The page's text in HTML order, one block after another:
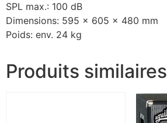
SPL max.: 100 dB
Dimensions: 595 x 605 x 480 mm
Poids: env. 24 kg
Produits similaires